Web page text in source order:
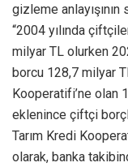
gizleme
“2004 yılında
milyar TL olurken
borcu 128,7 milyar
Kooperatifi’ne olan
eklenince çiftçi
Tarım Kredi
olarak, banka